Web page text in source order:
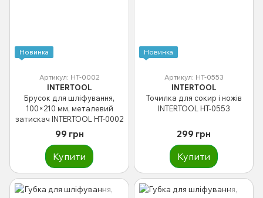
Новинка
Артикул: HT-0002
INTERTOOL
Брусок для шліфування,
100×210 мм, металевий
затискач INTERTOOL HT-0002
99 грн
Купити
Новинка
Артикул: HT-0553
INTERTOOL
Точилка для сокир і ножів
INTERTOOL HT-0553
299 грн
Купити